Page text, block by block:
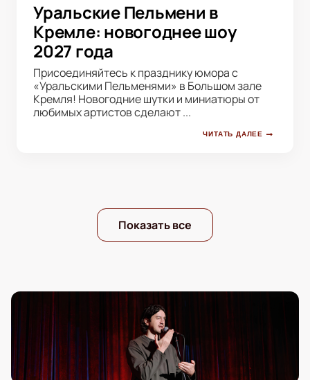
Уральские Пельмени в
Кремле: новогоднее шоу
2027 года
Присоединяйтесь к празднику юмора с
«Уральскими Пельменями» в Большом зале
Кремля! Новогодние шутки и миниатюры от
любимых артистов сделают ...
ЧИТАТЬ ДАЛЕЕ
Показать все